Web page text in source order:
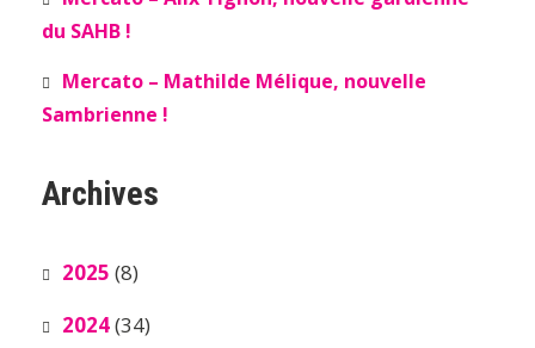
du SAHB !
Mercato – Mathilde Mélique, nouvelle
Sambrienne !
Archives
2025 (8)
2024(34)